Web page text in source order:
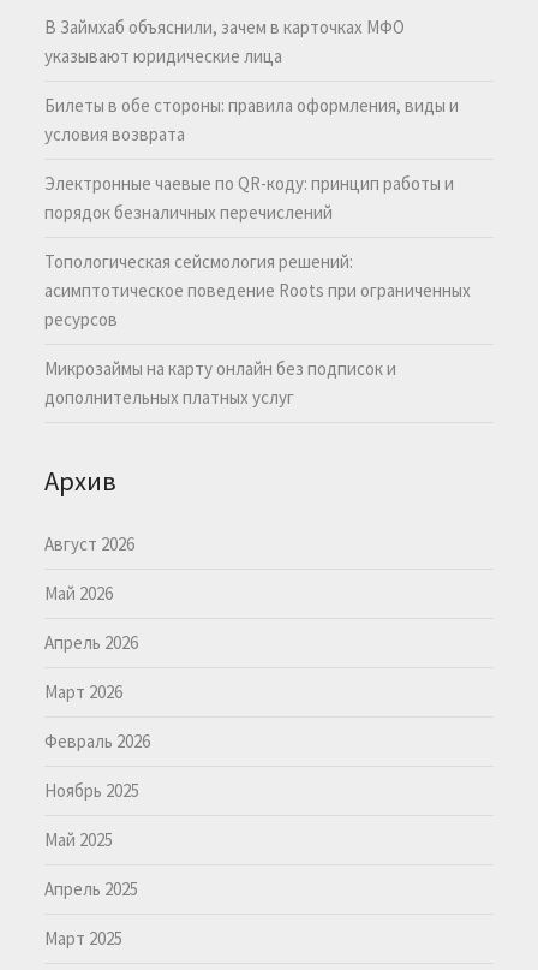
В Займхаб объяснили, зачем в карточках МФО
указывают юридические лица
Билеты в обе стороны: правила оформления, виды и
условия возврата
Электронные чаевые по QR-коду: принцип работы и
порядок безналичных перечислений
Топологическая сейсмология решений:
асимптотическое поведение Roots при ограниченных
ресурсов
Микрозаймы на карту онлайн без подписок и
дополнительных платных услуг
Архив
Август 2026
Май 2026
Апрель 2026
Март 2026
Февраль 2026
Ноябрь 2025
Май 2025
Апрель 2025
Март 2025